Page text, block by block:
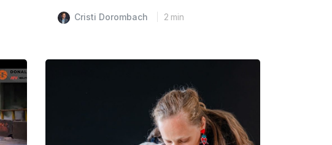
Cristi Dorombach 2 min